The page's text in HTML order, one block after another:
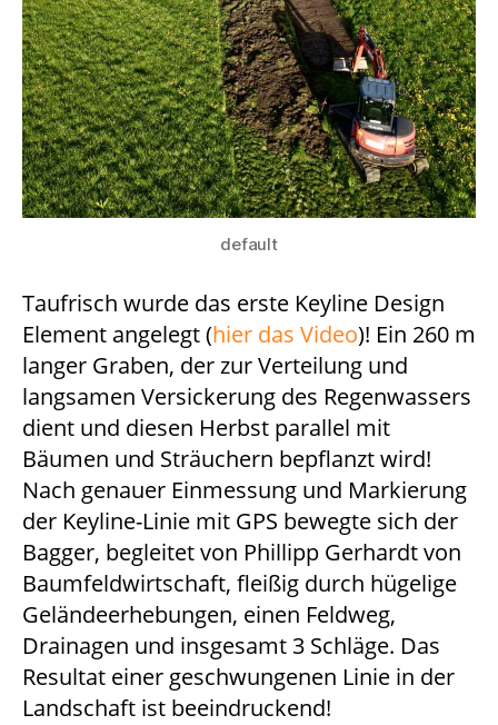
default
Taufrisch wurde das erste Keyline Design
Element angelegt (hier das Video)! Ein 260 m
langer Graben, der zur Verteilung und
langsamen Versickerung des Regenwassers
dient und diesen Herbst parallel mit
Bäumen und Sträuchern bepflanzt wird!
Nach genauer Einmessung und Markierung
der Keyline-Linie mit GPS bewegte sich der
Bagger, begleitet von Phillipp Gerhardt von
Baumfeldwirtschaft, fleißig durch hügelige
Geländeerhebungen, einen Feldweg,
Drainagen und insgesamt 3 Schläge. Das
Resultat einer geschwungenen Linie in der
Landschaft ist beeindruckend!